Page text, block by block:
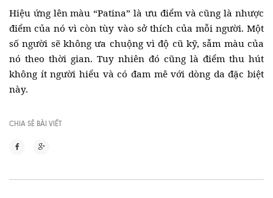
Hiệu ứng lên màu “Patina” là ưu điểm và cũng là nhược
điểm của nó vì còn tùy vào sở thích của mỗi người. Một
số người sẽ không ưa chuộng vì độ cũ kỹ, sẫm màu của
nó theo thời gian. Tuy nhiên đó cũng là điểm thu hút
không ít người hiểu và có đam mê với dòng da đặc biệt
này.
CHIA SẼ BÀI VIẾT